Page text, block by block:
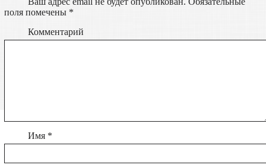
поля помечены *
Комментарий
Имя *